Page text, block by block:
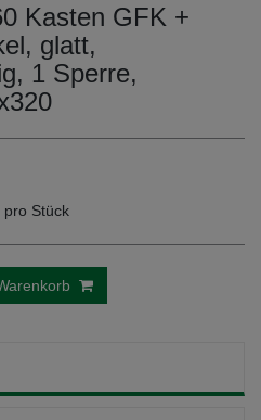
Kasten GFK +
glatt,
1 Sperre,
pro Stück